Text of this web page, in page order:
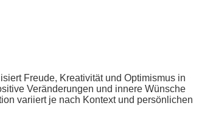
Freude, Kreativität und Optimismus in
Veränderungen und innere Wünsche
variiert je nach Kontext und persönlichen